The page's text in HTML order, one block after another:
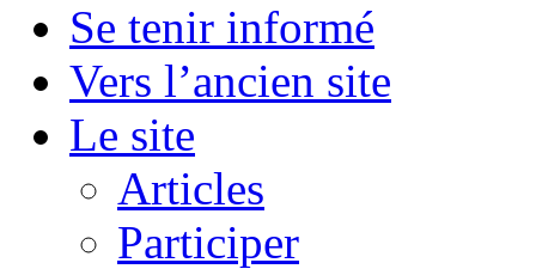
Se tenir informé
Vers l’ancien site
Le site
Articles
Participer